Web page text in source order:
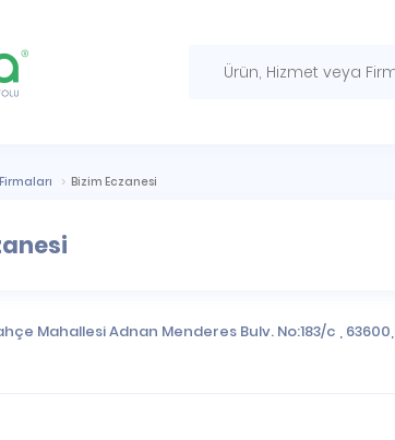
Bizim Eczanesi
MahallesiAdnan Menderes Bulv. No:183/c , 63600,